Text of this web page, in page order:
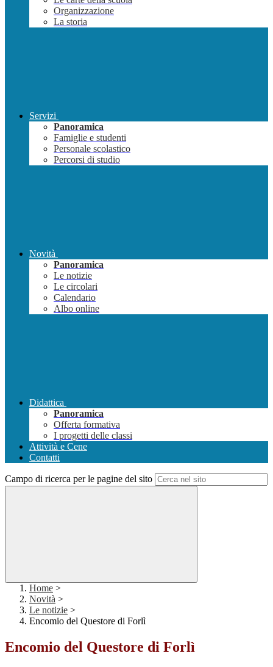
Organizzazione
La storia
Servizi
Panoramica
Famiglie e studenti
Personale scolastico
Percorsi di studio
Novità
Panoramica
Le notizie
Le circolari
Calendario
Albo online
Didattica
Panoramica
Offerta formativa
I progetti delle classi
Attività e Cene
Contatti
Campo di ricerca per le pagine del sito
Home >
Novità >
Le notizie >
Encomio del Questore di Forlì
Encomio del Questore di Forlì